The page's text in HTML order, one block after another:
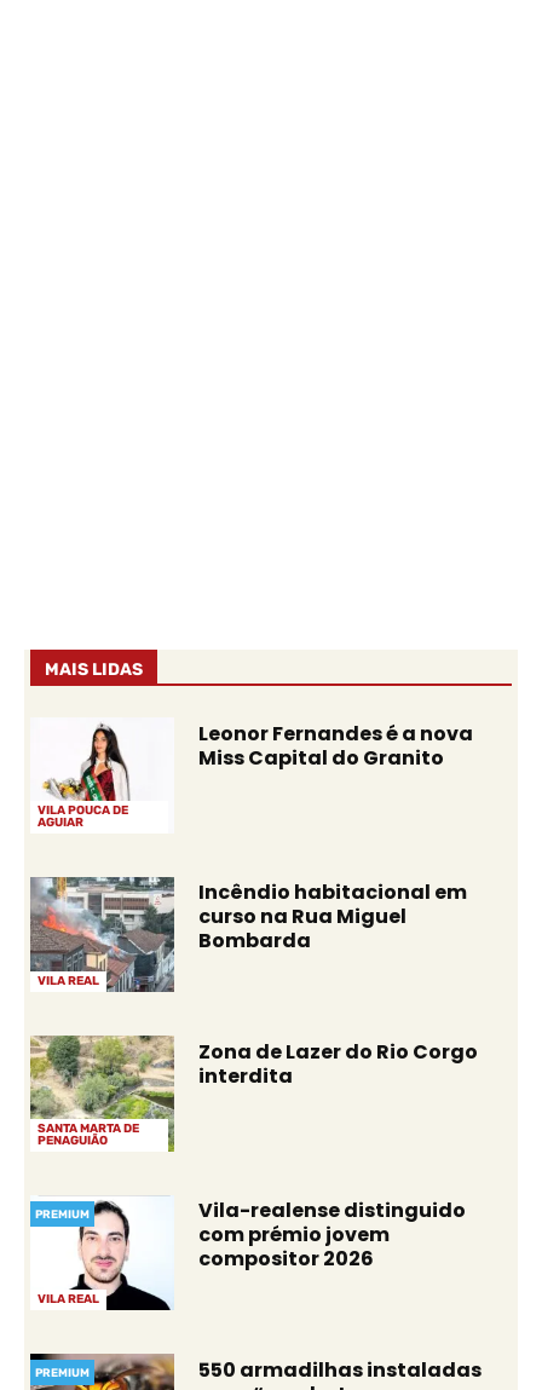
MAIS LIDAS
VILA POUCA DE
AGUIAR
Leonor Fernandes é a nova
Miss Capital do Granito
VILA REAL
Incêndio habitacional em
curso na Rua Miguel
Bombarda
SANTA MARTA DE
PENAGUIÃO
Zona de Lazer do Rio Corgo
interdita
VILA REAL
PREMIUM
Vila-realense distinguido
com prémio jovem
compositor 2026
PREMIUM
550 armadilhas instaladas